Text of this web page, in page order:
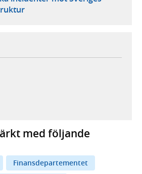
i ny flik, extern webbplats,
extern webbplats,
i ny flik, extern webbplats,
din e-postklient,
med följande
Finansdepartementet